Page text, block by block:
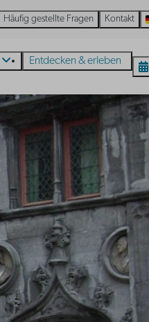
Häufig gestellte Fragen Kontakt
Entdecken & erleben